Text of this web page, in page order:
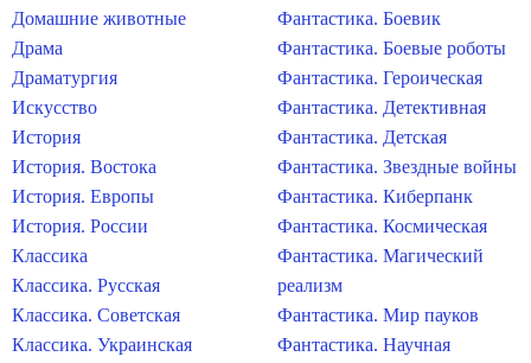
Домашние животные
Драма
Драматургия
Искусство
История
История. Востока
История. Европы
История. России
Классика
Классика. Русская
Классика. Советская
Классика. Украинская
Фантастика. Боевик
Фантастика. Боевые роботы
Фантастика. Героическая
Фантастика. Детективная
Фантастика. Детская
Фантастика. Звездные войны
Фантастика. Киберпанк
Фантастика. Космическая
Фантастика. Магический
реализм
Фантастика. Мир пауков
Фантастика. Научная